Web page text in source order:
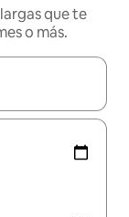
que te
o más.
navegar